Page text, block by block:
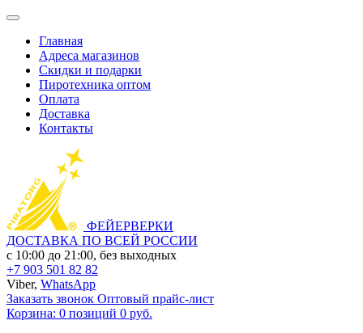
Главная
Адреса магазинов
Скидки и подарки
Пиротехника оптом
Оплата
Доставка
Контакты
ФЕЙЕРВЕРКИ
ДОСТАВКА ПО ВСЕЙ РОССИИ
с 10:00 до 21:00, без выходных
+7 903 501 82 82
Viber, WhatsApp
Заказать звонок Оптовый прайс-лист
Корзина: 0 позиций 0 руб.